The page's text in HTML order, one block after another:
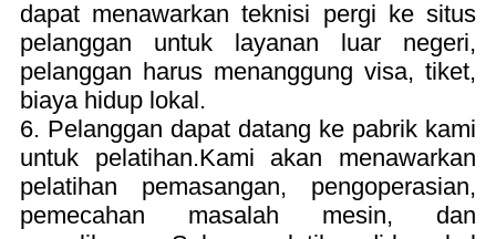
dapat menawarkan teknisi pergi ke situs
pelanggan untuk layanan luar negeri,
pelanggan harus menanggung visa, tiket,
biaya hidup lokal.
6. Pelanggan dapat datang ke pabrik kami
untuk pelatihan.Kami akan menawarkan
pelatihan pemasangan, pengoperasian,
pemecahan masalah mesin, dan